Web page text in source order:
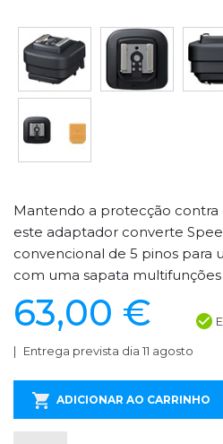
Mantendo a protecção contra
este adaptador converte
convencional de 5 pinos para
com uma sapata multifunções
63,00 €
Entrega prevista dia 11 agosto
ADICIONAR AO CARRINHO